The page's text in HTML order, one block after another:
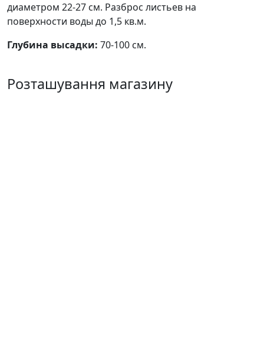
диаметром 22-27 см. Разброс листьев на
поверхности воды до 1,5 кв.м.
Глубина высадки: 70-100 см.
Розташування магазину